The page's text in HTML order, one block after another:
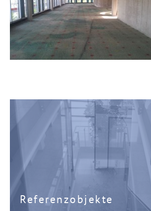
Referenzobjekte